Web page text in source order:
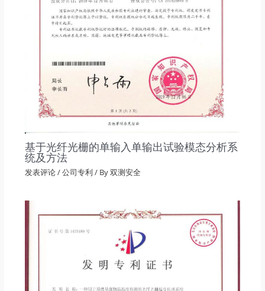
基于光纤光栅的单输入单输出试验模态分析系
统及方法
发表评论/公司专利 / By双测安全